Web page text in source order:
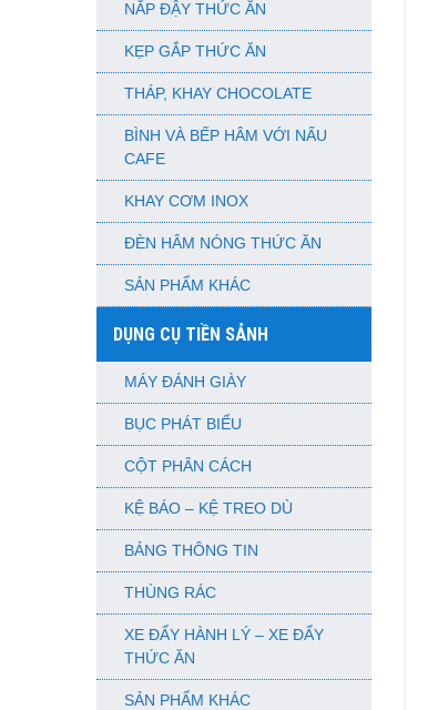
NẮP ĐẬY THỨC ĂN
KẸP GẮP THỨC ĂN
THÁP, KHAY CHOCOLATE
BÌNH VÀ BẾP HÂM VỚI NẤU
CAFE
KHAY CƠM INOX
ĐÈN HÂM NÓNG THỨC ĂN
SẢN PHẨM KHÁC
DỤNG CỤ TIỀN SẢNH
MÁY ĐÁNH GIÀY
BỤC PHÁT BIỂU
CỘT PHÂN CÁCH
KỆ BÁO – KỆ TREO DÙ
BẢNG THÔNG TIN
THÙNG RÁC
XE ĐẨY HÀNH LÝ – XE ĐẨY
THỨC ĂN
SẢN PHẨM KHÁC